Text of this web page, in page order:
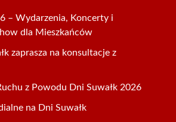
– Wydarzenia, Koncerty i
dla Mieszkańców
zaprasza na konsultacje z
z Powodu Dni Suwałk 2026
na Dni Suwałk